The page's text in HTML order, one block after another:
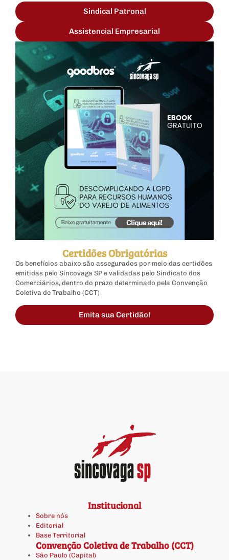
Sindical Patronal
Assistencial Empresarial
Certidões Obrigatórias
Os benefícios abaixo são assegurados por meio das certidões
emitidas pelo Sincovaga SP e validadas pelo Sindicato dos
Comerciários, dentro do prazo determinado pela Convenção
Coletiva de Trabalho (CCT)
Emita sua Certidão!
Institucional
Sobre nós
Editorial
Base Territorial
Convenção Coletiva de Trabalho (CCT)
São Paulo (Capital)